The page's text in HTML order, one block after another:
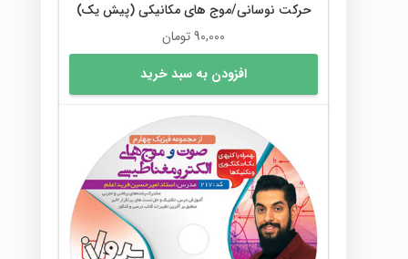
حرکت نوسانی/موج های مکانیکی (پیش یک)
90,000تومان
افزودن به سبد خرید